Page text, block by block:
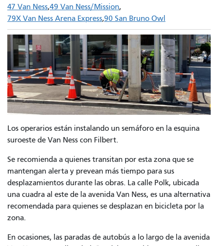
47 Van Ness 49 Van Ness/Mission
79X Van Ness Arena Express 90 San Bruno Owl
Los operarios están instalando un semáforo en la esquina
suroeste de Van Ness con Filbert.
Se recomienda a quienes transitan por esta zona que se
mantengan alerta y prevean más tiempo para sus
desplazamientos durante las obras. La calle Polk, ubicada
una cuadra al este de la avenida Van Ness, es una alternativa
recomendada para quienes se desplazan en bicicleta por la
zona.
En ocasiones, las paradas de autobús a lo largo de la avenida